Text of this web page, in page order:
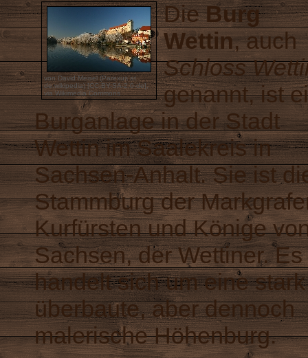
von David Meisel (Parexus at
de.wikipedia) [CC-BY-SA-2.0-de],
via Wikimedia Commons
DieBurg
Wettin, auch
Schloss
genannt, ist
Burganlagein der Stadt
WettinimSaalekreisin
Sachsen-Anhalt. Sie ist
Stammburg der
Kurfürsten und Könige
Sachsen, derWettiner. Es
handelt sich um eine stark
überbaute, aber dennoch
malerischeHöhenburg.